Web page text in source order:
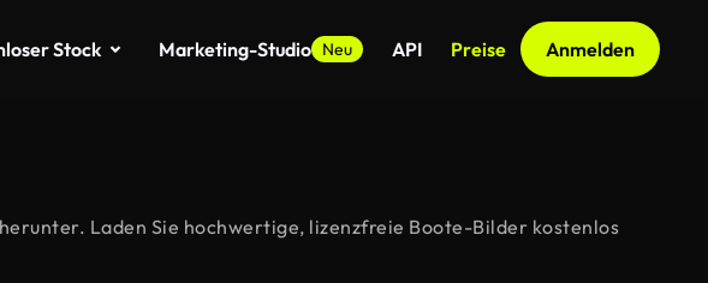
Stock Marketing-Studio Neu API Preise Anmelden
Laden Sie hochwertige, lizenzfreie Boote-Bilder kostenlos